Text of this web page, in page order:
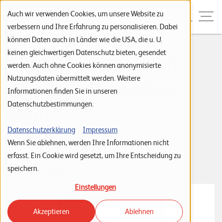
Auch wir verwenden Cookies, um unsere Website zu
verbessern und Ihre Erfahrung zu personalisieren. Dabei
können Daten auch in Länder wie die USA, die u. U.
keinen gleichwertigen Datenschutz bieten, gesendet
werden. Auch ohne Cookies können anonymisierte
Nutzungsdaten übermittelt werden. Weitere
Informationen finden Sie in unseren
Datenschutzbestimmungen.
Datenschutzerklärung
Impressum
Wenn Sie ablehnen, werden Ihre Informationen nicht
erfasst. Ein Cookie wird gesetzt, um Ihre Entscheidung zu
speichern.
Einstellungen
Akzeptieren Ablehnen
Zur Navigation
Zur Suche
Zum Inhalt
Menu
S
t
a
e
i
P
Phishing & wie man
sich davor schützen
kann
Security
Cyberangriffe
02. November 2022